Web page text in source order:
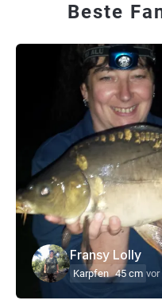
Beste
Fransy Lolly
Karpfen 45 cm vor